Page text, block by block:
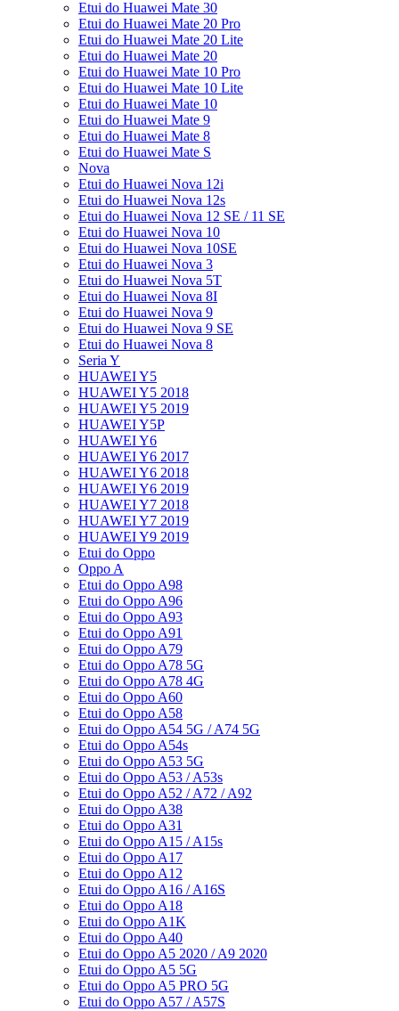
Etui do Huawei Mate 30
Etui do Huawei Mate 20 Pro
Etui do Huawei Mate 20 Lite
Etui do Huawei Mate 20
Etui do Huawei Mate 10 Pro
Etui do Huawei Mate 10 Lite
Etui do Huawei Mate 10
Etui do Huawei Mate 9
Etui do Huawei Mate 8
Etui do Huawei Mate S
Nova
Etui do Huawei Nova 12i
Etui do Huawei Nova 12s
Etui do Huawei Nova 12 SE / 11 SE
Etui do Huawei Nova 10
Etui do Huawei Nova 10SE
Etui do Huawei Nova 3
Etui do Huawei Nova 5T
Etui do Huawei Nova 8I
Etui do Huawei Nova 9
Etui do Huawei Nova 9 SE
Etui do Huawei Nova 8
Seria Y
HUAWEI Y5
HUAWEI Y5 2018
HUAWEI Y5 2019
HUAWEI Y5P
HUAWEI Y6
HUAWEI Y6 2017
HUAWEI Y6 2018
HUAWEI Y6 2019
HUAWEI Y7 2018
HUAWEI Y7 2019
HUAWEI Y9 2019
Etui do Oppo
Oppo A
Etui do Oppo A98
Etui do Oppo A96
Etui do Oppo A93
Etui do Oppo A91
Etui do Oppo A79
Etui do Oppo A78 5G
Etui do Oppo A78 4G
Etui do Oppo A60
Etui do Oppo A58
Etui do Oppo A54 5G / A74 5G
Etui do Oppo A54s
Etui do Oppo A53 5G
Etui do Oppo A53 / A53s
Etui do Oppo A52 / A72 / A92
Etui do Oppo A38
Etui do Oppo A31
Etui do Oppo A15 / A15s
Etui do Oppo A17
Etui do Oppo A12
Etui do Oppo A16 / A16S
Etui do Oppo A18
Etui do Oppo A1K
Etui do Oppo A40
Etui do Oppo A5 2020 / A9 2020
Etui do Oppo A5 5G
Etui do Oppo A5 PRO 5G
Etui do Oppo A57 / A57S